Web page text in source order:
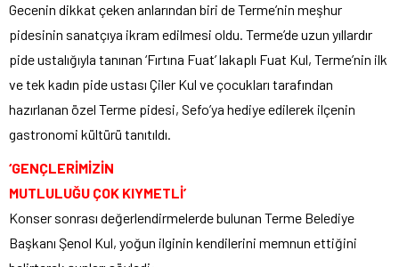
Gecenin dikkat çeken anlarından biri de Terme’nin meşhur
pidesinin sanatçıya ikram edilmesi oldu. Terme’de uzun yıllardır
pide ustalığıyla tanınan ‘Fırtına Fuat’ lakaplı Fuat Kul, Terme’nin ilk
ve tek kadın pide ustası Çiler Kul ve çocukları tarafından
hazırlanan özel Terme pidesi, Sefo’ya hediye edilerek ilçenin
gastronomi kültürü tanıtıldı.
‘GENÇLERİMİZİN
MUTLULUĞU ÇOK KIYMETLİ’
Konser sonrası değerlendirmelerde bulunan Terme Belediye
Başkanı Şenol Kul, yoğun ilginin kendilerini memnun ettiğini